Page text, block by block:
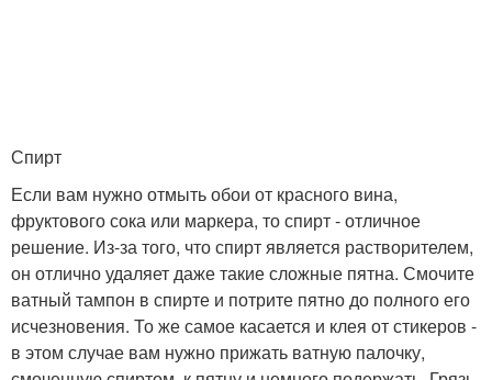
Спирт
Если вам нужно отмыть обои от красного вина,
фруктового сока или маркера, то спирт - отличное
решение. Из-за того, что спирт является растворителем,
он отлично удаляет даже такие сложные пятна. Смочите
ватный тампон в спирте и потрите пятно до полного его
исчезновения. То же самое касается и клея от стикеров -
в этом случае вам нужно прижать ватную палочку,